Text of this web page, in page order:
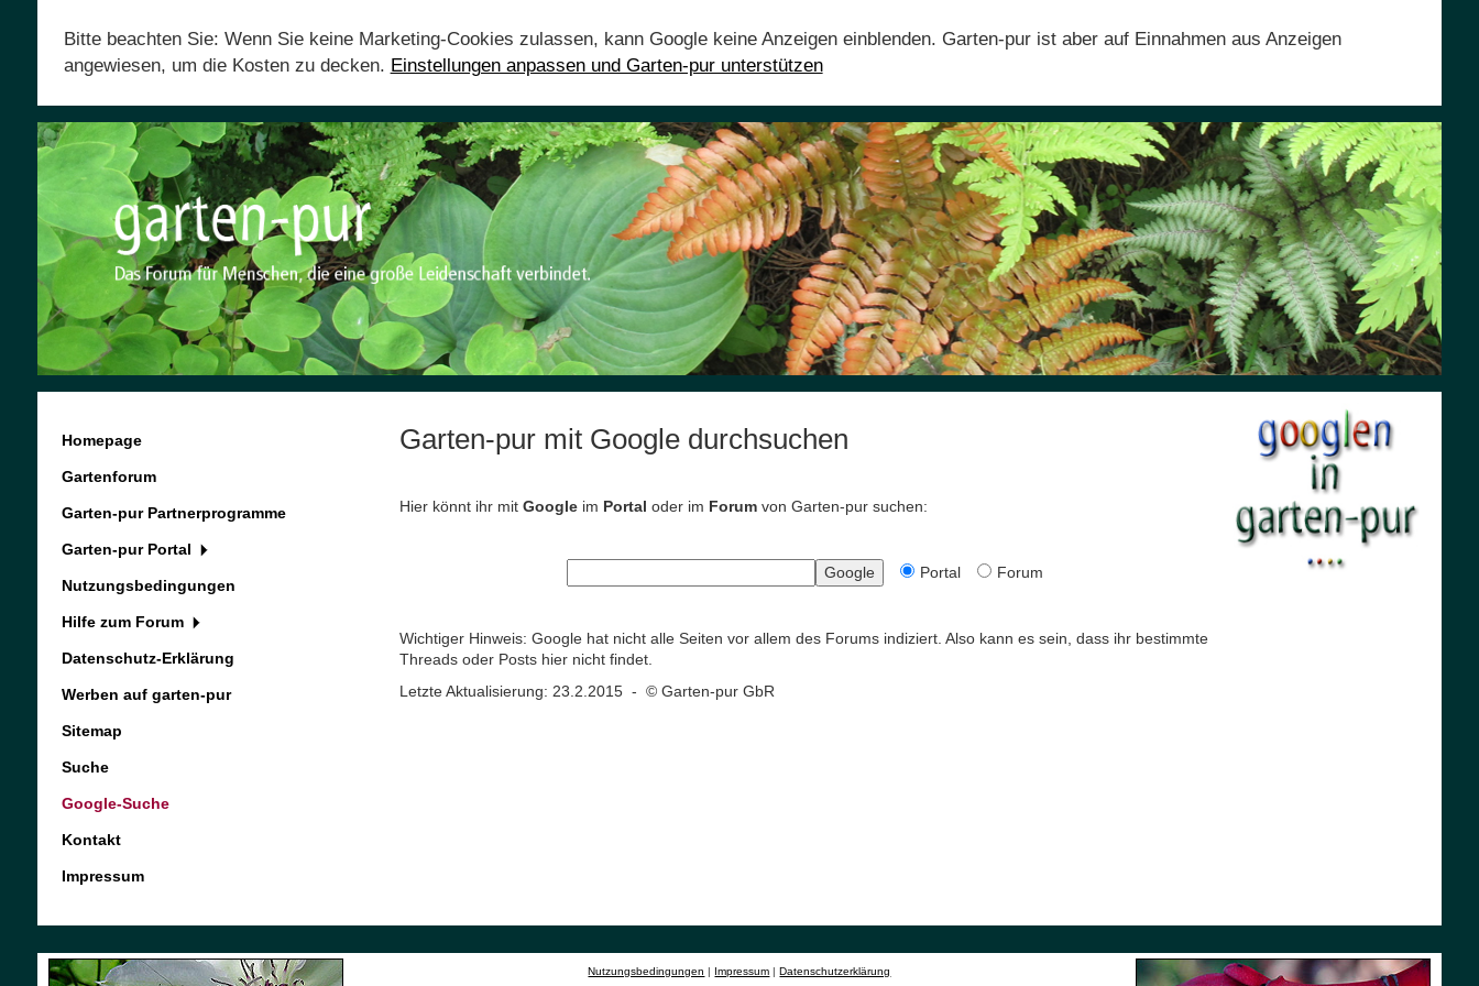
Bitte beachten Sie: Wenn Sie keine Marketing-Cookies zulassen, kann Google keine Anzeigen einblenden. Garten-pur ist aber auf Einnahmen aus Anzeigen
angewiesen, um die Kosten zu decken. Einstellungen anpassen und Garten-pur unterstützen
Homepage
Gartenforum
Garten-pur Partnerprogramme
Garten-pur Portal
Nutzungsbedingungen
Hilfe zum Forum
Datenschutz-Erklärung
Werben auf garten-pur
Sitemap
Suche
Google-Suche
Kontakt
Impressum
Garten-pur mit Google durchsuchen
Hier könnt ihr mit Googleim Portal oder im Forumvon Garten-pur suchen:
Portal Forum
Wichtiger Hinweis: Google hat nicht alle Seiten vor allem des Forums indiziert. Also kann es sein, dass ihr bestimmte
Threads oder Posts hier nicht findet.
Letzte Aktualisierung: 23.2.2015 - © Garten-pur GbR
Nutzungsbedingungen | Impressum |Datenschutzerklärung